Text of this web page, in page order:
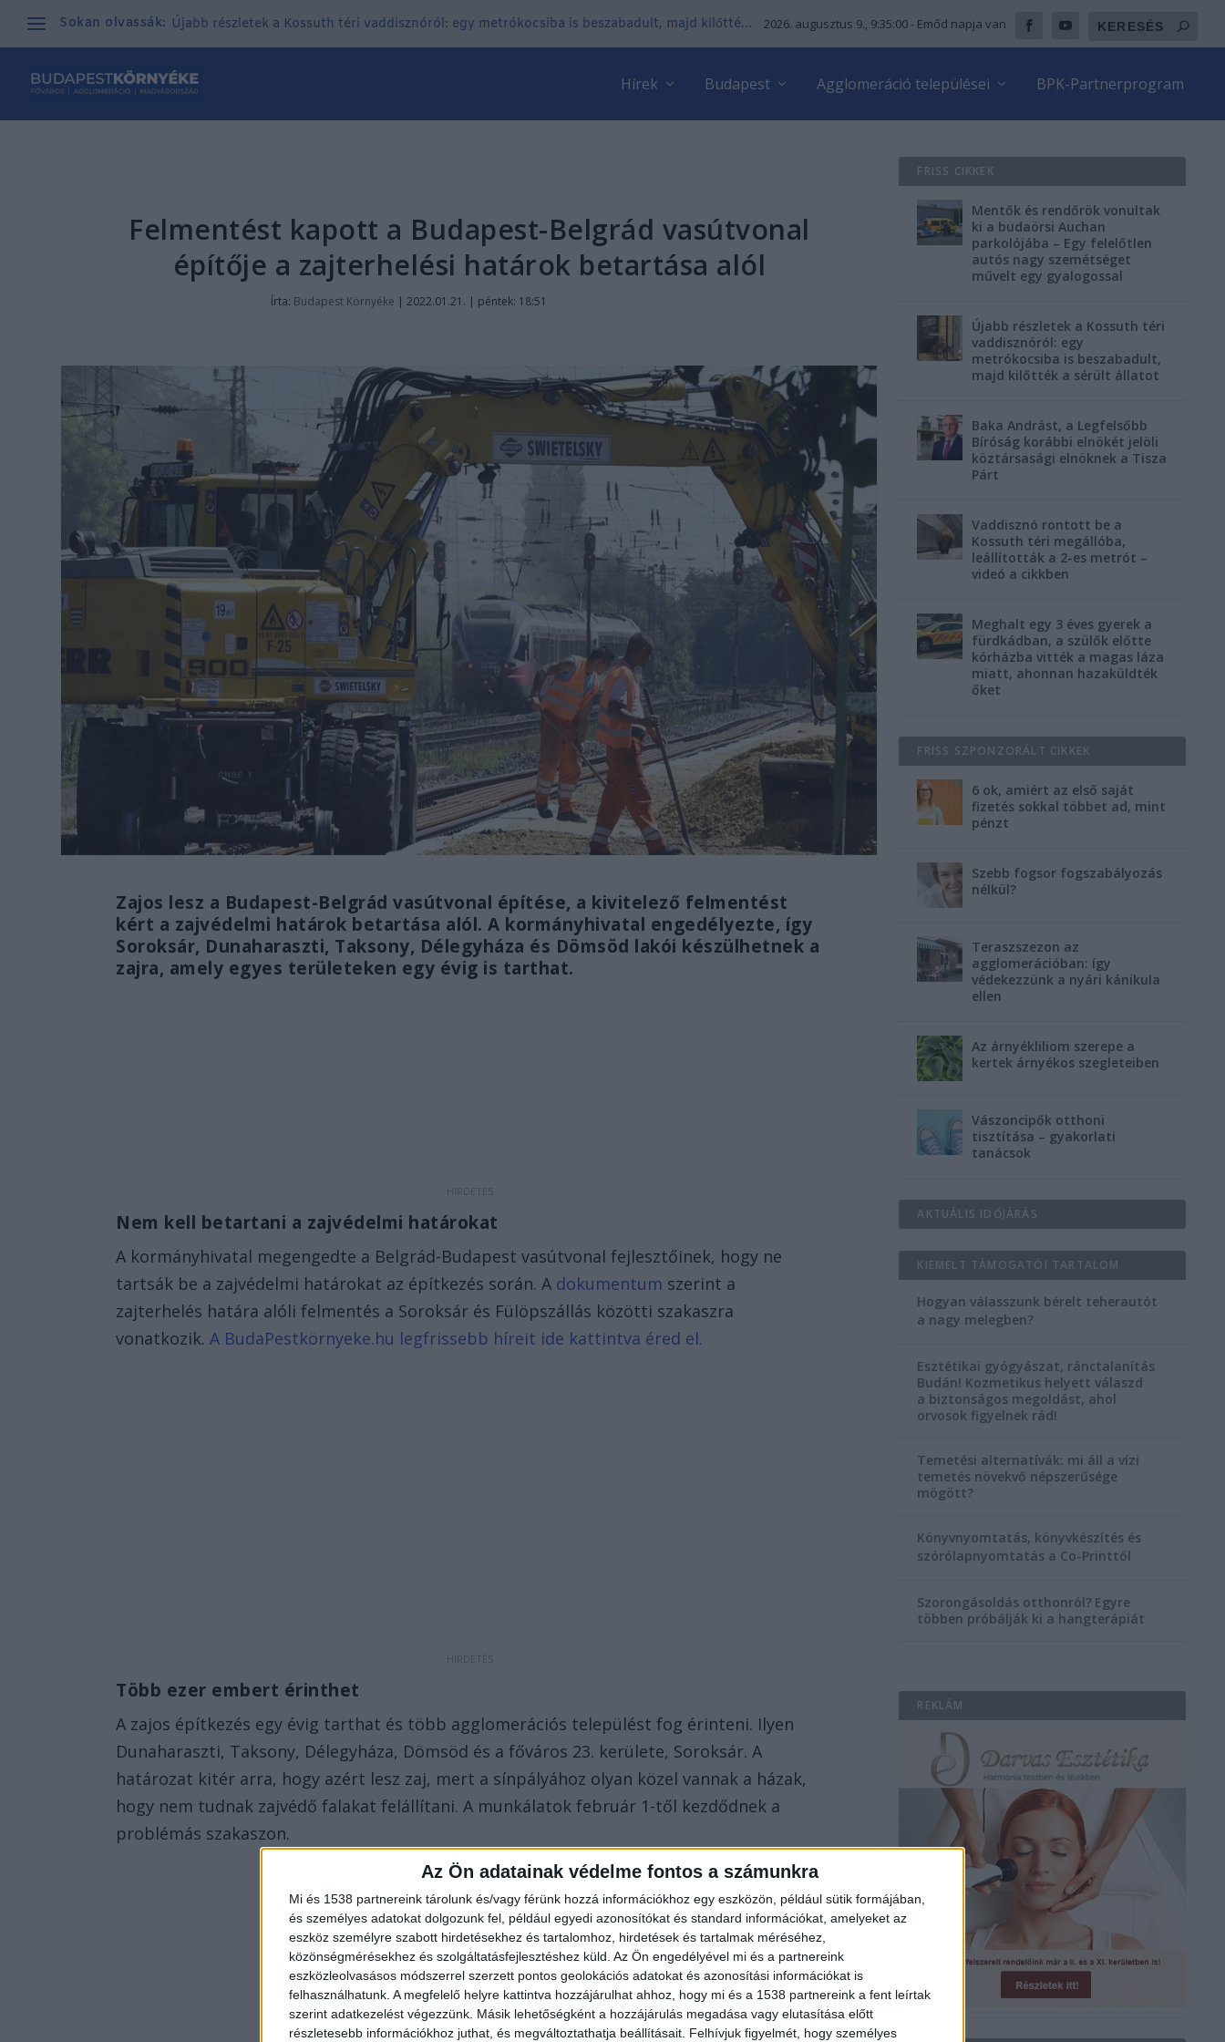
Az Ön adatainak védelme fontos a számunkra
Mi és 1538 partnereink tárolunk és/vagy férünk hozzá információkhoz egy eszközön, például sütik formájában,
és személyes adatokat dolgozunk fel, például egyedi azonosítókat és standard információkat, amelyeket az
eszköz személyre szabott hirdetésekhez és tartalomhoz, hirdetések és tartalmak méréséhez,
közönségmérésekhez és szolgáltatásfejlesztéshez küld. Az Ön engedélyével mi és a partnereink
eszközleolvasásos módszerrel szerzett pontos geolokációs adatokat és azonosítási információkat is
felhasználhatunk. A megfelelő helyre kattintva hozzájárulhat ahhoz, hogy mi és a 1538 partnereink a fent leírtak
szerint adatkezelést végezzünk. Másik lehetőségként a hozzájárulás megadása vagy elutasítása előtt
részletesebb információkhoz juthat, és megváltoztathatja beállításait. Felhívjuk figyelmét, hogy személyes
Sokan olvassák: Újabb részletek a Kossuth téri vaddisznóról: egy metrókocsiba is beszabadult, majd kilőtté... 2026. augusztus 9., 9:35:01 - Emőd napja van
Hírek Budapest Agglomeráció települései BPK-Partnerprogram
Felmentést kapott a Budapest-Belgrád vasútvonal
építője a zajterhelési határok betartása alól
Írta: Budapest Környéke | 2022.01.21. | péntek: 18:51
Zajos lesz a Budapest-Belgrád vasútvonal építése, a kivitelező felmentést
kért a zajvédelmi határok betartása alól. A kormányhivatal engedélyezte, így
Soroksár, Dunaharaszti, Taksony, Délegyháza és Dömsöd lakói készülhetnek a
zajra, amely egyes területeken egy évig is tarthat.
Nem kell betartani a zajvédelmi határokat
A kormányhivatal megengedte a Belgrád-Budapest vasútvonal fejlesztőinek, hogy ne
tartsák be a zajvédelmi határokat az építkezés során. A dokumentum szerint a
zajterhelés határa alóli felmentés a Soroksár és Fülöpszállás közötti szakaszra
vonatkozik.A BudaPestkörnyeke.hu legfrissebb híreit ide kattintva éred el.
Több ezer embert érinthet
A zajos építkezés egy évig tarthat és több agglomerációs települést fog érinteni. Ilyen
Dunaharaszti, Taksony, Délegyháza, Dömsöd és a főváros 23. kerülete, Soroksár. A
határozat kitér arra, hogy azért lesz zaj, mert a sínpályához olyan közel vannak a házak,
hogy nem tudnak zajvédő falakat felállítani. A munkálatok február 1-től kezdődnek a
problémás szakaszon.
FRISS CIKKEK
Mentők és rendőrök vonultak
ki a budaörsi Auchan
parkolójába – Egy felelőtlen
autós nagy szemétséget
művelt egy gyalogossal
Újabb részletek a Kossuth téri
vaddisznóról: egy
metrókocsiba is beszabadult,
majd kilőtték a sérült állatot
Baka Andrást, a Legfelsőbb
Bíróság korábbi elnökét jelöli
köztársasági elnöknek a Tisza
Párt
Vaddisznó rontott be a
Kossuth téri megállóba,
leállították a 2-es metrót –
videó a cikkben
Meghalt egy 3 éves gyerek a
fürdkádban, a szülők előtte
kórházba vitték a magas láza
miatt, ahonnan hazaküldték
őket
FRISS SZPONZORÁLT CIKKEK
6 ok, amiért az első saját
fizetés sokkal többet ad, mint
pénzt
Szebb fogsor fogszabályozás
nélkül?
Teraszszezon az
agglomerációban: így
védekezzünk a nyári kánikula
ellen
Az árnyékliliom szerepe a
kertek árnyékos szegleteiben
Vászoncipők otthoni
tisztítása – gyakorlati
tanácsok
AKTUÁLIS IDŐJÁRÁS
KIEMELT TÁMOGATÓI TARTALOM
Hogyan válasszunk bérelt teherautót
a nagy melegben?
Esztétikai gyógyászat, ránctalanítás
Budán! Kozmetikus helyett válaszd
a biztonságos megoldást, ahol
orvosok figyelnek rád!
Temetési alternatívák: mi áll a vízi
temetés növekvő népszerűsége
mögött?
Könyvnyomtatás, könyvkészítés és
szórólapnyomtatás a Co-Printtől
Szorongásoldás otthonról? Egyre
többen próbálják ki a hangterápiát
REKLÁM